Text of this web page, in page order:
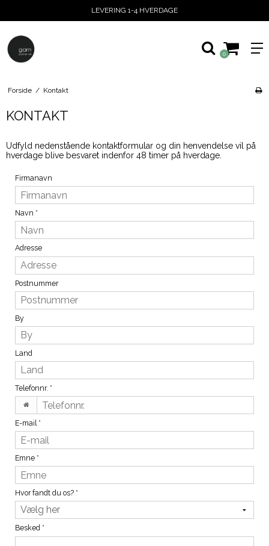
LEVERING 1-4 HVERDAGE
0
Forside / Kontakt
KONTAKT
Udfyld nedenstående kontaktformular og din henvendelse vil på
hverdage blive besvaret indenfor 48 timer på hverdage.
Firmanavn
Navn *
Adresse
Postnummer
By
Land
Telefonnr. *
E-mail *
Emne *
Hvor fandt du os? *
Besked *